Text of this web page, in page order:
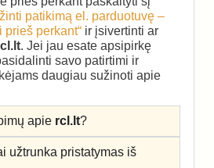
patikimą el. parduotuvę –
perkant“ ir įsivertinti ar
. Jei jau esate apsipirkę
savo patirtimi ir
daugiau sužinoti apie
apie rcl.lt?
užtrunka pristatymas iš